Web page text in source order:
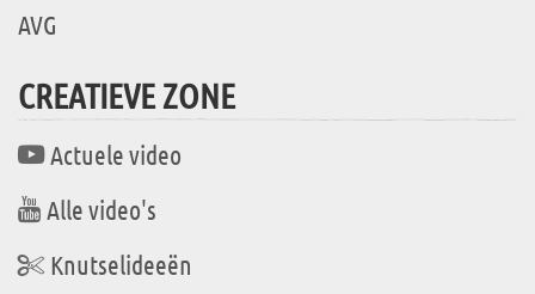
AVG
CREATIEVE ZONE
Actuele video
Alle video's
Knutselideeën